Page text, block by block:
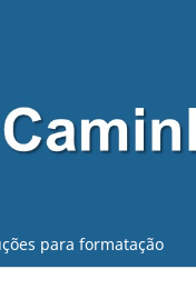
para formatação